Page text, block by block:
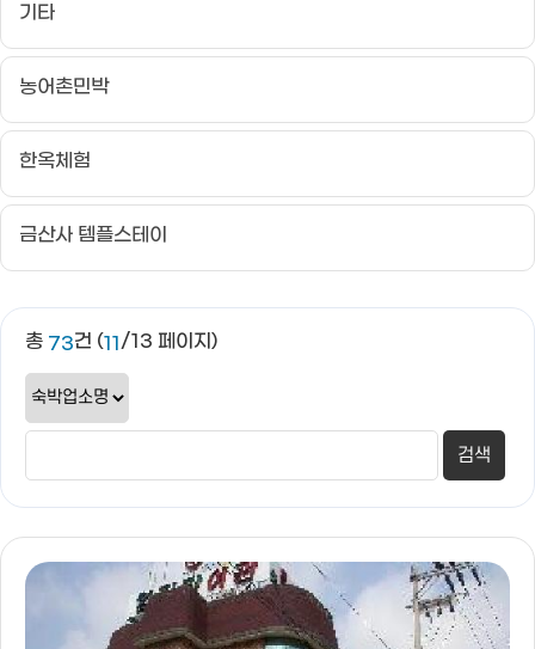
기타
농어촌민박
한옥체험
금산사 템플스테이
총 73건 (11/13 페이지)